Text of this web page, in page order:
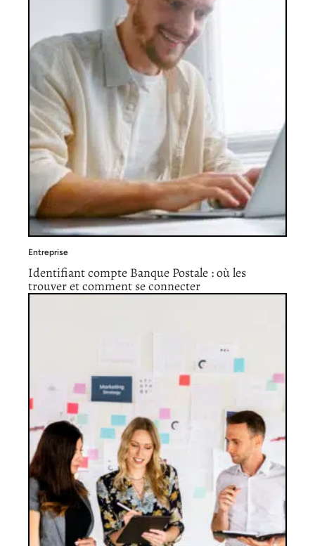
Entreprise
Identifiant compte Banque Postale : où les
trouver et comment se connecter